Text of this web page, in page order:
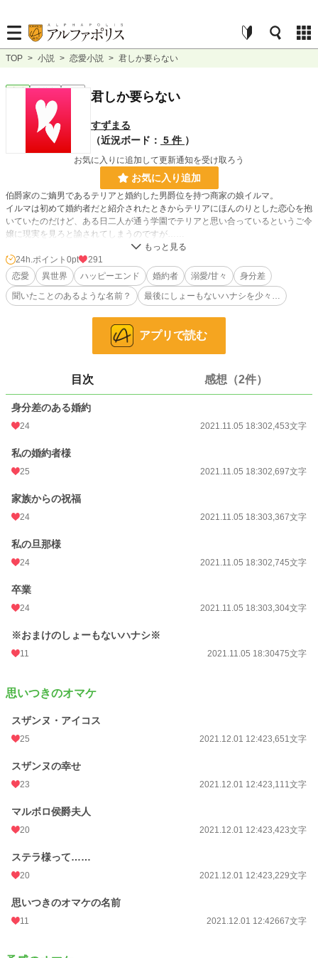
TOP > 小説 > 恋愛小説 > 君しか要らない
連載中 短編 君しか要らない
すずまる
（近況ボード： 5 件 ）
お気に入りに追加して更新通知を受け取ろう
お気に入り追加
伯爵家のご嫡男であるテリアと婚約した男爵位を持つ商家の娘イルマ。
イルマは初めて婚約者だと紹介されたときからテリアにほんのりとした恋心を抱
いていたのだけど、ある日二人が通う学園でテリアと思い合っているというご令
嬢に現実を見ろと諭されてしまうのですが……
＊旧題【身分差婚には意味があると思うのです】から改題致しました。
＊本編は終了してますが、オマケがちょこちょこ増えてるのでショートショート
から短編に変更して連載中となりました。
※所謂『悪役令嬢』の登場は期待しないで頂ければと…
※『悪役令嬢』ポジのご令嬢への断罪などありません（ただしご令嬢は恥ずかし
小説 228,648 位 / 228,648 件
24h.ポイント
文字数 37,787
更新日時
初回公開日時
週間ポイント
月間ポイント
累計ポイント 34,999 pt (53,829 位)
24h.ポイント 0pt
291
恋愛
異世界 ハッピーエンド 婚約者 溺愛/甘々
身分差
聞いたことのあるような名前？
最後にしょーもないハナシを少々…
アプリで読む
目次 感想（2件）
身分差のある婚約
24 2021.11.05 18:302,453文字
私の婚約者様
25 2021.11.05 18:302,697文字
家族からの祝福
24 2021.11.05 18:303,367文字
私の旦那様
24 2021.11.05 18:302,745文字
卒業
24 2021.11.05 18:303,304文字
※おまけのしょーもないハナシ※
11 2021.11.05 18:30475文字
思いつきのオマケ
スザンヌ・アイコス
25 2021.12.01 12:423,651文字
スザンヌの幸せ
23 2021.12.01 12:423,111文字
マルボロ侯爵夫人
20 2021.12.01 12:423,423文字
ステラ様って……
20 2021.12.01 12:423,229文字
思いつきのオマケの名前
11 2021.12.01 12:42667文字